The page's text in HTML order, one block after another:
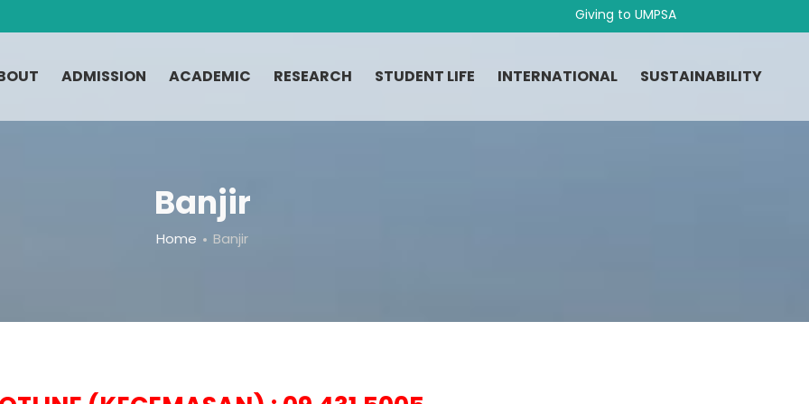
Giving to UMPSA
ADMISSION ACADEMIC RESEARCH STUDENT LIFE INTERNATIONAL SUSTAINABILITY
Banjir
Home Banjir